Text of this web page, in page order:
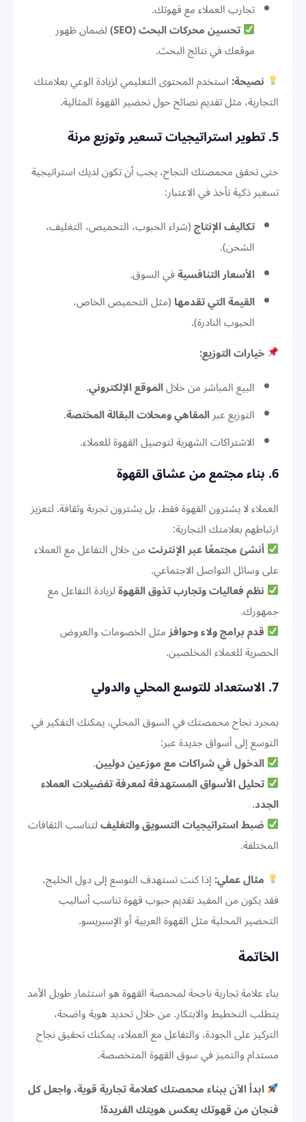
تجارب العملاء مع قهوتك.
تحسين محركات البحث (SEO)
لضمان ظهور
موقعك في نتائج البحث.
نصيحة:استخدم المحتوى التعليمي لزيادة الوعي بعلامتك
التجارية، مثل تقديم نصائح حول تحضير القهوة المثالية.
5. تطوير استراتيجيات تسعير وتوزيع مرنة
حتى تحقق محمصتك النجاح، يجب أن تكون لديك استراتيجية
تسعير ذكية تأخذ في الاعتبار:
تكاليف الإنتاج(شراء الحبوب، التحميص، التغليف،
الشحن).
الأسعار التنافسيةفي السوق.
القيمة التي تقدمها(مثل التحميص الخاص،
الحبوب النادرة).
خيارات التوزيع:
البيع المباشر من خلالالموقع الإلكتروني.
التوزيع عبرالمقاهي ومحلات البقالة المختصة.
الاشتراكات الشهرية لتوصيل القهوة للعملاء.
6. بناء مجتمع من عشاق القهوة
العملاء لا يشترون القهوة فقط، بل يشترون تجربة وثقافة. لتعزيز
ارتباطهم بعلامتك التجارية:
أنشئ مجتمعًا عبر الإنترنتمن خلال التفاعل مع العملاء
على وسائل التواصل الاجتماعي.
نظم فعاليات وتجارب تذوق القهوةلزيادة التفاعل مع
جمهورك.
قدم برامج ولاء وحوافزمثل الخصومات والعروض
الحصرية للعملاء المخلصين.
7. الاستعداد للتوسع المحلي والدولي
بمجرد نجاح محمصتك في السوق المحلي، يمكنك التفكير في
التوسع إلى أسواق جديدة عبر:
الدخول في شراكات مع موزعين دوليين.
تحليل الأسواق المستهدفة لمعرفة تفضيلات العملاء
الجدد.
ضبط استراتيجيات التسويق والتغليفلتناسب الثقافات
المختلفة.
مثال عملي:إذا كنت تستهدف التوسع إلى دول الخليج،
فقد يكون من المفيد تقديم حبوب قهوة تناسب أساليب
التحضير المحلية مثل القهوة العربية أو الإسبريسو.
الخاتمة
بناء علامة تجارية ناجحة لمحمصة القهوة هو استثمار طويل الأمد
يتطلب التخطيط والابتكار. من خلال تحديد هوية واضحة،
التركيز على الجودة، والتفاعل مع العملاء، يمكنك تحقيق نجاح
مستدام والتميز في سوق القهوة المتخصصة.
ابدأ الآن ببناء محمصتك كعلامة تجارية قوية، واجعل كل
فنجان من قهوتك يعكس هويتك الفريدة!